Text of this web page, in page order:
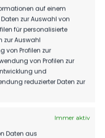
auf einem
zur Auswahl von
für personalisierte
zur Auswahl
von Profilen zur
von Profilen zur
und
reduzierter Daten zur
Immer aktiv
Daten aus
63
1:3
Nordost
63
3:2
Regionalliga